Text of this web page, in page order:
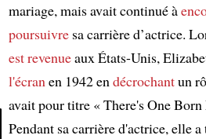
mariage, mais avait continué à
poursuivresa carrière d’actrice.
est revenueaux États-Unis,
l'écranen 1942 endécrochantun
avait pour titre « There's One
Pendant sa carrière d'actrice, elle